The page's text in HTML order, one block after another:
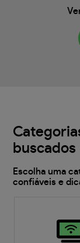
buscados
Escolha uma
confiáveis e